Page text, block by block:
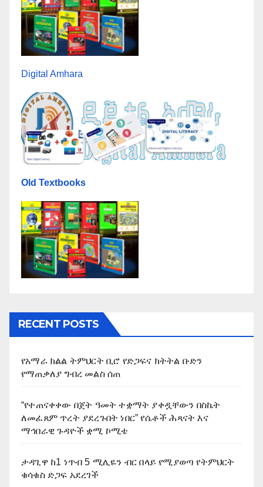
Digital Amhara
Old Textbooks
RECENT POSTS
የአማራ ክልል ትምህርት ቢሮ የድጋፍና ክትትል ቡድን
የማጠቃለያ ግብረ መልስ ሰጠ
“የተጠናቀቀው በጀት ዓመት ተቋማት ያቀዷቸውን በስኬት
ለመፈጸም ጥረት ያደረጉበት ነበር” የሴቶች ሕጻናት እና
ማኅበራዊ ጉዳዮች ቋሚ ኮሚቴ
ታዳጊዋ ከ1 ነጥብ 5 ሚሊዬን ብር በላይ የሚያወጣ የትምህርት
ቁሳቁስ ድጋፍ አደረገች